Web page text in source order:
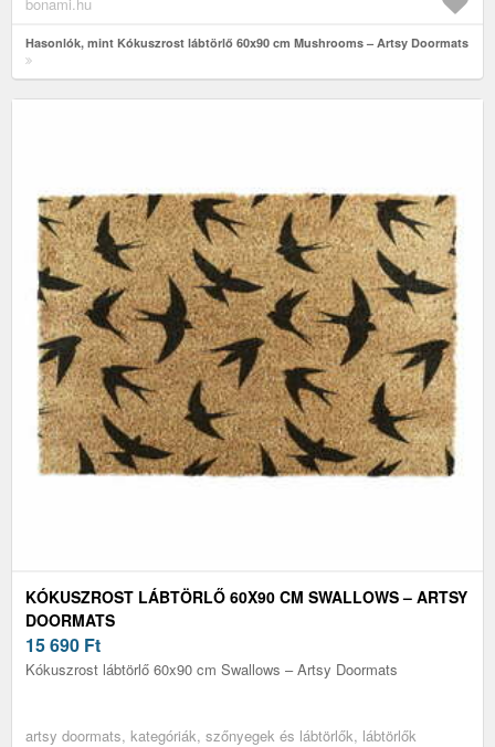
Hasonlók, mint Kókuszrost lábtörlő 60x90 cm Mushrooms – Artsy Doormats
KÓKUSZROST LÁBTÖRLŐ 60X90 CM SWALLOWS – ARTSY
DOORMATS
15 690 Ft
Kókuszrost lábtörlő 60x90 cm Swallows – Artsy Doormats
artsy doormats, kategóriák, szőnyegek és lábtörlők, lábtörlők